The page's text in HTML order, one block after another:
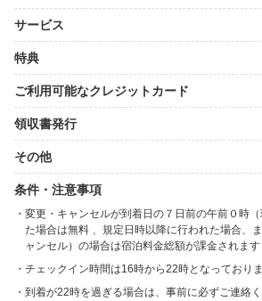
サービス
特典
ご利用可能なクレジットカード
領収書発行
その他
条件・注意事項
変更・キャンセルが到着日の７日前の午前０時
た場合は無料 、規定日時以降に行われた場合、
ャンセル）の場合は宿泊料金総額が課金されます
チェックイン時間は16時から22時となっており
到着が22時を過ぎる場合は、事前に必ずご連絡